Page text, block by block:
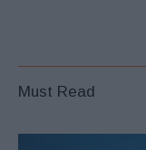
Must Read